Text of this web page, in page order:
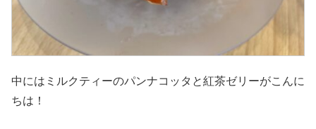
中にはミルクティーのパンナコッタと紅茶ゼリーがこんに
ちは！